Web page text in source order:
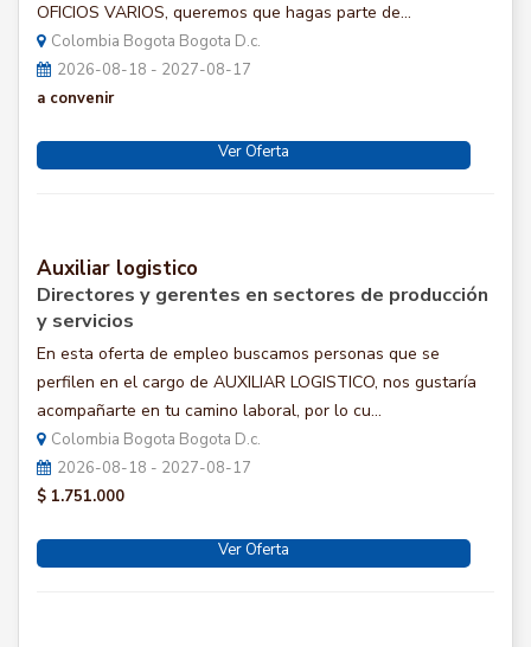
OFICIOS VARIOS, queremos que hagas parte de...
Colombia Bogota Bogota D.c.
2026-08-18 - 2027-08-17
a convenir
Ver Oferta
Auxiliar logistico
Directores y gerentes en sectores de producción
y servicios
En esta oferta de empleo buscamos personas que se
perfilen en el cargo de AUXILIAR LOGISTICO, nos gustaría
acompañarte en tu camino laboral, por lo cu...
Colombia Bogota Bogota D.c.
2026-08-18 - 2027-08-17
$ 1.751.000
Ver Oferta